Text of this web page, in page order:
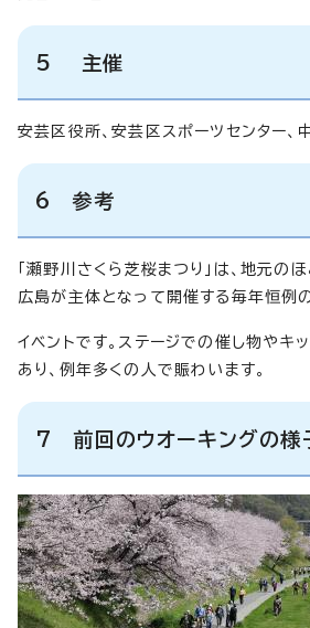
5 主催
安芸区役所、安芸区スポーツセンター、
6 参考
「瀬野川さくら芝桜まつり」は、地元の
広島が主体となって開催する毎年恒例
イベントです。ステージでの催し物やキ
あり、例年多くの人で賑わいます。
7 前回のウオーキングの様